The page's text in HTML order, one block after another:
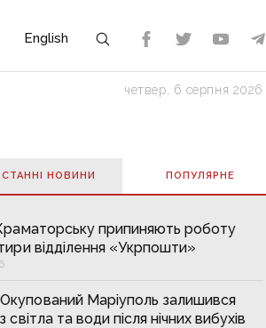
English
четвер, 6 серпня 2026
НОВИНИ ПОПУЛЯРНE
припиняють роботу
відділення «Укрпошти»
Окупований Маріуполь залишився
світла та води після нічних вибухів